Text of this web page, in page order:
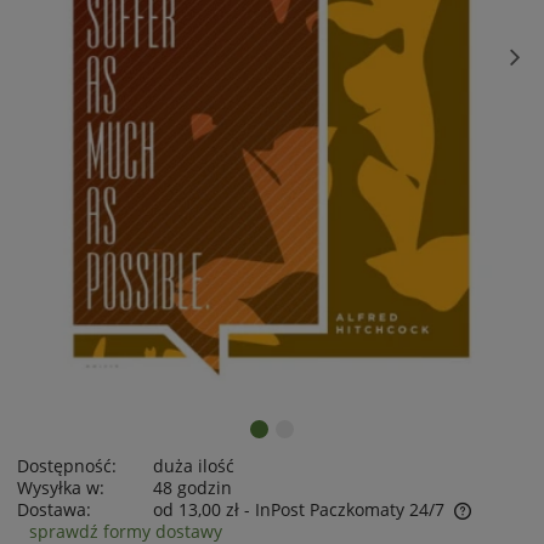
Dostępność:
duża ilość
Wysyłka w:
48 godzin
Dostawa:
od 13,00 zł - InPost Paczkomaty 24/7
sprawdź formy dostawy